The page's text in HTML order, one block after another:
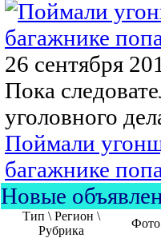
26 сентября
Пока
уголовного
Поймали
багажнике
Новые
Тип \ Регион \
Рубрика
Фото